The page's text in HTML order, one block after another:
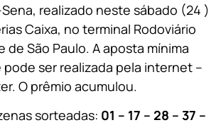
realizado neste sábado (24 )
Caixa, no terminal Rodoviário
de São Paulo. A aposta mínima
pode ser realizada pela internet –
O prêmio acumulou.
sorteadas: 01 – 17 – 28 – 37 –